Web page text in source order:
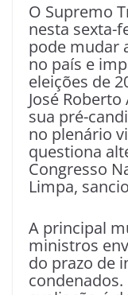
O Supremo
nesta sexta-
pode mudar
no país e
eleições de
José
sua pré-
no plenário
questiona
Congresso
Limpa,
A principal
ministros
do prazo de